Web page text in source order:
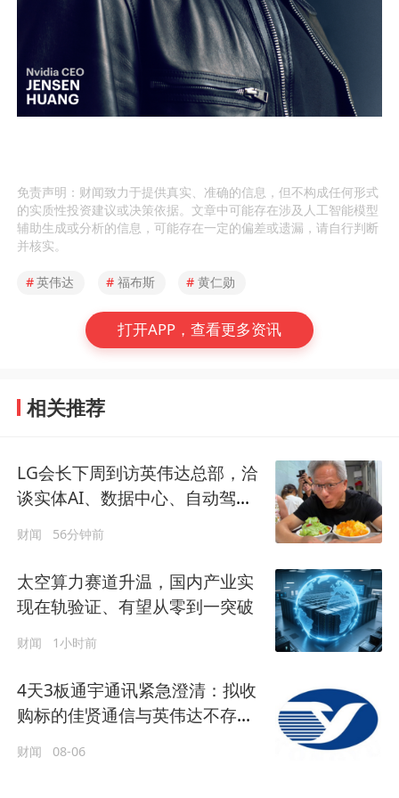
免责声明：财闻致力于提供真实、准确的信息，但不构成任何形式
的实质性投资建议或决策依据。文章中可能存在涉及人工智能模型
辅助生成或分析的信息，可能存在一定的偏差或遗漏，请自行判断
并核实。
#英伟达 # 福布斯 # 黄仁勋
打开APP，查看更多资讯
相关推荐
LG会长下周到访英伟达总部，洽
谈实体AI、数据中心、自动驾驶
财闻 56分钟前
太空算力赛道升温，国内产业实
现在轨验证、有望从零到一突破
财闻 1小时前
4天3板通宇通讯紧急澄清：拟收
购标的佳贤通信与英伟达不存在
财闻 08-06